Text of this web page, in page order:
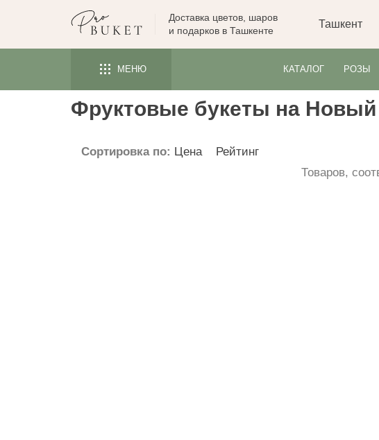
ЦВЕТЫ
РОЗЫ
ПИОНЫ
ТЮЛЬПАНЫ
КОМУ
Доставка цветов, шаров
и подарков в Ташкенте
Ташкент
МЕНЮ КАТАЛОГ РОЗЫ
Фруктовые букеты на Новый
Сортировка по: Цена
Рейтинг
Товаров,